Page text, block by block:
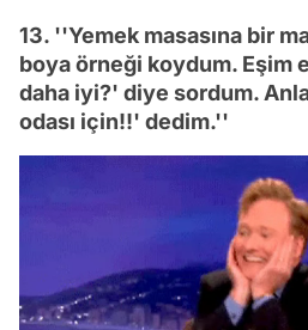
13. ''Yemek masasına bir
boya örneği koydum. Eşim
daha iyi?' diye sordum.
odası için!!' dedim.''